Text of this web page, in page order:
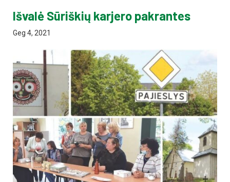
Išvalė Sūriškių karjero pakrantes
Geg 4, 2021